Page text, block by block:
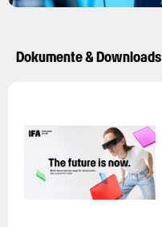
Dokumente & Downloads